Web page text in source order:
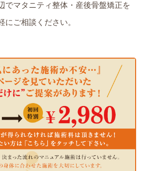
でマタニティ整体・産後骨盤矯正を
にご相談ください。